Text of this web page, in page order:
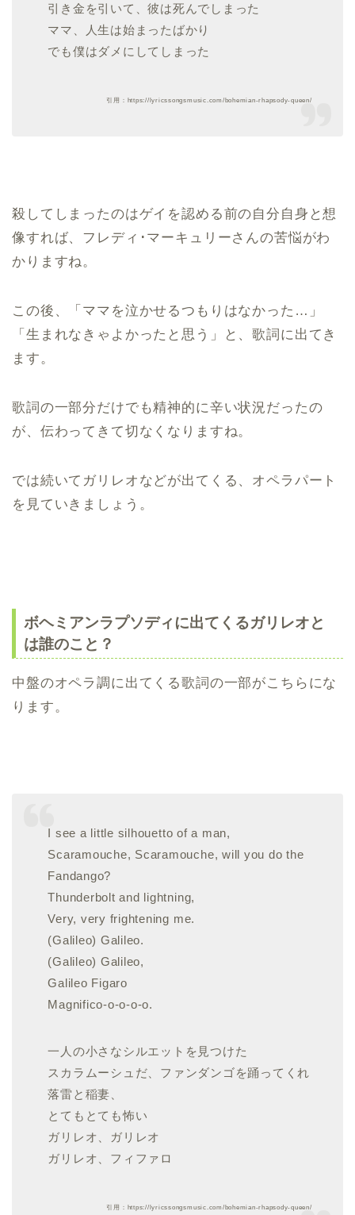
引き金を引いて、彼は死んでしまった
ママ、人生は始まったばかり
でも僕はダメにしてしまった
引用：https://lyricssongsmusic.com/bohemian-rhapsody-queen/
殺してしまったのはゲイを認める前の自分自身と想
像すれば、フレディ･マーキュリーさんの苦悩がわ
かりますね。
この後、「ママを泣かせるつもりはなかった…」
「生まれなきゃよかったと思う」と、歌詞に出てき
ます。
歌詞の一部分だけでも精神的に辛い状況だったの
が、伝わってきて切なくなりますね。
では続いてガリレオなどが出てくる、オペラパート
を見ていきましょう。
ボヘミアンラプソディに出てくるガリレオと
は誰のこと？
中盤のオペラ調に出てくる歌詞の一部がこちらにな
ります。
I see a little silhouetto of a man,
Scaramouche, Scaramouche, will you do the
Fandango?
Thunderbolt and lightning,
Very, very frightening me.
(Galileo) Galileo.
(Galileo) Galileo,
Galileo Figaro
Magnifico-o-o-o-o.
一人の小さなシルエットを見つけた
スカラムーシュだ、ファンダンゴを踊ってくれ
落雷と稲妻、
とてもとても怖い
ガリレオ、ガリレオ
ガリレオ、フィファロ
引用：https://lyricssongsmusic.com/bohemian-rhapsody-queen/